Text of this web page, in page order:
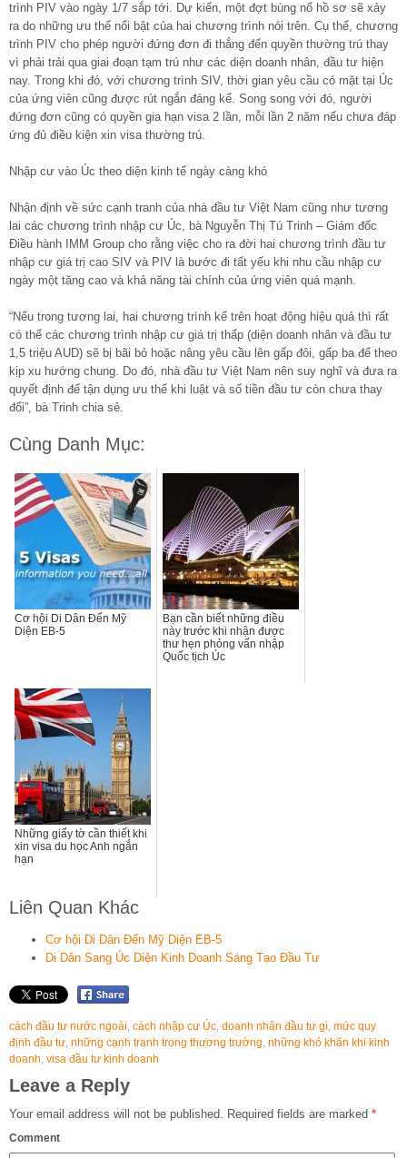
trình PIV vào ngày 1/7 sắp tới. Dự kiến, một đợt bùng nổ hồ sơ sẽ xảy
ra do những ưu thế nổi bật của hai chương trình nói trên. Cụ thể, chương
trình PIV cho phép người đứng đơn đi thẳng đến quyền thường trú thay
vì phải trải qua giai đoạn tạm trú như các diện doanh nhân, đầu tư hiện
nay. Trong khi đó, với chương trình SIV, thời gian yêu cầu có mặt tại Úc
của ứng viên cũng được rút ngắn đáng kể. Song song với đó, người
đứng đơn cũng có quyền gia hạn visa 2 lần, mỗi lần 2 năm nếu chưa đáp
ứng đủ điều kiện xin visa thường trú.
Nhập cư vào Úc theo diện kinh tế ngày càng khó
Nhận định về sức cạnh tranh của nhà đầu tư Việt Nam cũng như tương
lai các chương trình nhập cư Úc, bà Nguyễn Thị Tú Trinh – Giám đốc
Điều hành IMM Group cho rằng việc cho ra đời hai chương trình đầu tư
nhập cư giá trị cao SIV và PIV là bước đi tất yếu khi nhu cầu nhập cư
ngày một tăng cao và khả năng tài chính của ứng viên quá mạnh.
“Nếu trong tương lai, hai chương trình kể trên hoạt động hiệu quả thì rất
có thể các chương trình nhập cư giá trị thấp (diện doanh nhân và đầu tư
1,5 triệu AUD) sẽ bị bãi bỏ hoặc nâng yêu cầu lên gấp đôi, gấp ba để theo
kịp xu hướng chung. Do đó, nhà đầu tư Việt Nam nên suy nghĩ và đưa ra
quyết định để tận dụng ưu thế khi luật và số tiền đầu tư còn chưa thay
đổi”, bà Trinh chia sẻ.
Cùng Danh Mục:
Cơ hội Di Dân Đến Mỹ
Diện EB-5
Bạn cần biết những điều
này trước khi nhận được
thư hẹn phỏng vấn nhập
Quốc tịch Úc
Những giấy tờ cần thiết khi
xin visa du học Anh ngắn
hạn
Liên Quan Khác
Cơ hội Di Dân Đến Mỹ Diện EB-5
Di Dân Sang Úc Diện Kinh Doanh Sáng Tạo Đầu Tư
cách đầu tư nước ngoài cách nhập cư Úc doanh nhân đầu tư gì mức quy
định đầu tư những cạnh tranh trong thương trường những khó khăn khi kinh
doanh visa đầu tư kinh doanh
Leave a Reply
Your email address will not be published. Required fields are marked *
Comment